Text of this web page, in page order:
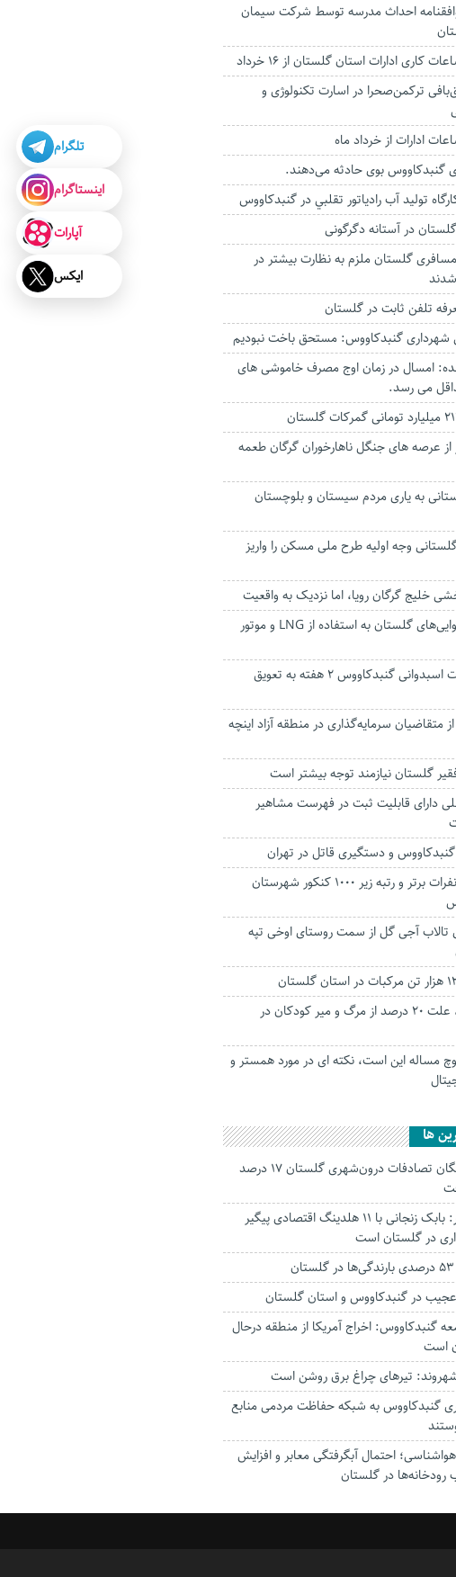
احداث مدرسه توسط شرکت سیمان
کاری ادارات استان گلستان از ۱۶ خرداد
ترکمن‌صحرا در اسارت تکنولوژی و
ادارات از خرداد ماه
گنبدکاووس بوی حادثه می‌دهند.
توليد آب رادياتور تقلبي در گنبدکاووس
در آستانه دگرگونی
گلستان ملزم به نظارت بیشتر در
تلفن ثابت در گلستان
شهرداری گنبدکاووس: مستحق باخت نبودیم
امسال در زمان اوج مصرف خاموشی های
می رسد.
از عرصه های جنگل ناهارخوران گرگان طعمه
به یاری مردم سیستان و بلوچستان
گلستانی وجه اولیه طرح ملی مسکن را واریز
خلیج گرگان رویا، اما نزدیک به واقعیت
الزام نانوایی‌های گلستان به استفاده از LNG و موتور
مسابقات اسبدوانی گنبدکاووس ۲ هفته به تعویق
متقاضیان سرمایه‌گذاری در منطقه آزاد اینچه
گلستان نیازمند توجه بیشتر است
دارای قابلیت ثبت در فهرست مشاهیر
و دستگیری قاتل در تهران
اسامی نفرات برتر و رتبه‌ زیر ۱۰۰۰ کنکور شهرستان
تالاب آجی گل از سمت روستای اوخی تپه
حوادث، علت ۲۰ درصد از مرگ‌ و‌ میر کودکان در
مساله این است، نکته ای در مورد همستر و
ها
جانباختگان تصادفات درون‌شهری گلستان ۱۷ درصد
استاندار: بابک زنجانی با ۱۱ هلدینگ اقتصادی پیگیر
در گلستان است
عجیب در‌ گنبدکاووس و استان گلستان
گنبدکاووس: اخراج آمریکا از منطقه درحال
است
تیرهای چراغ برق روشن است
گنبدکاووس به شبکه حفاظت مردمی منابع
احتمال آبگرفتگی معابر و افزایش
رودخانه‌ها در گلستان
تلگرام
اینستاگرام
آپارات
ایکس